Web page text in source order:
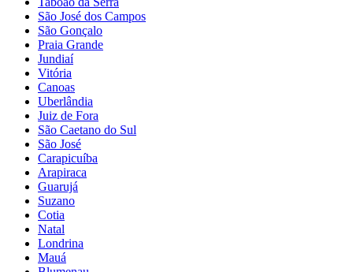
São José dos Campos
São Gonçalo
Praia Grande
Jundiaí
Vitória
Canoas
Uberlândia
Juiz de Fora
São Caetano do Sul
São José
Carapicuíba
Arapiraca
Guarujá
Suzano
Cotia
Natal
Londrina
Mauá